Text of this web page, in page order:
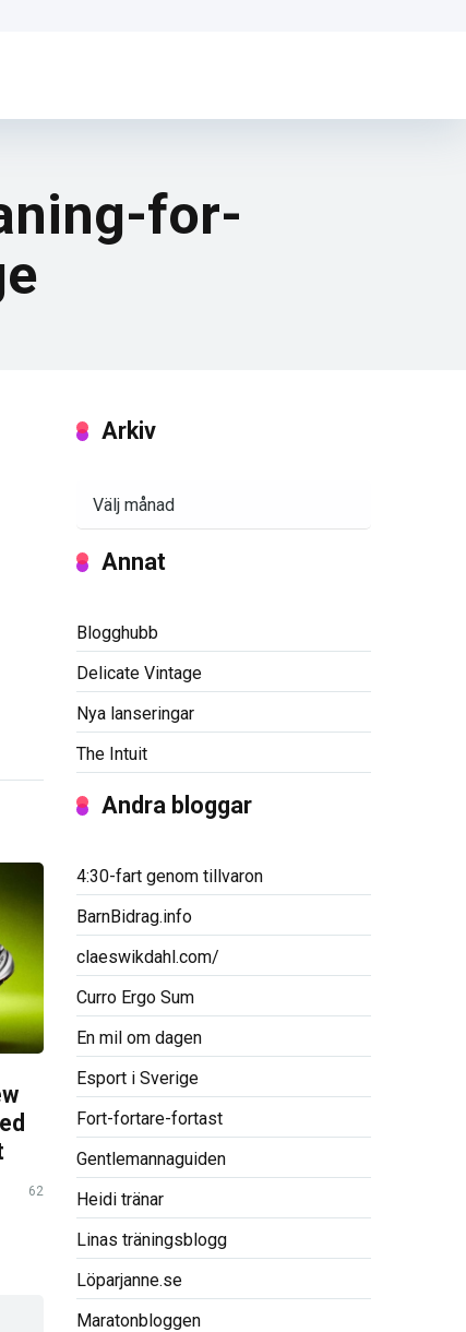
for-
62
Arkiv
Annat
Blogghubb
Delicate Vintage
Nya lanseringar
The Intuit
Andra bloggar
4:30-fart genom tillvaron
BarnBidrag.info
claeswikdahl.com/
Curro Ergo Sum
En mil om dagen
Esport i Sverige
Fort-fortare-fortast
Gentlemannaguiden
Heidi tränar
Linas träningsblogg
Löparjanne.se
Maratonbloggen